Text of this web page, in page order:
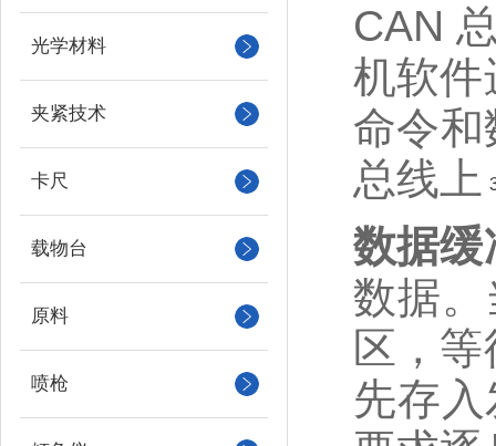
光学材料
夹紧技术
卡尺
载物台
原料
喷枪
CAN
机软件
命令
总线上
数据缓
数据
区，
先存